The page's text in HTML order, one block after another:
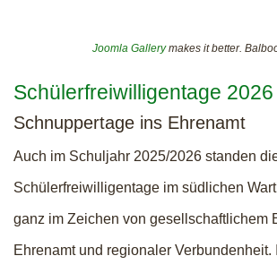
Joomla Gallerymakes it better.
Schülerfreiwilligentage 2026
Schnuppertage ins Ehrenamt
Auch im Schuljahr 2025/2026 standen
Schülerfreiwilligentage im südlichen
ganz im Zeichen von gesellschaftlichem
Ehrenamt und regionaler Verbundenheit.